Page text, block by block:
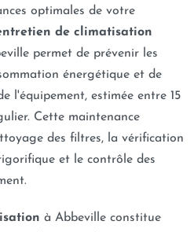
optimales de votre
de climatisation
permet de prévenir les
énergétique et de
l'équipement, estimée entre 15
Cette maintenance
des filtres, la vérification
et le contrôle des
à Abbeville constitue